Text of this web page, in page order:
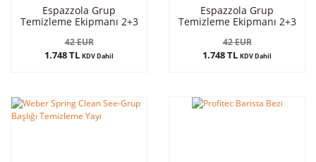
Espazzola Grup
Temizleme Ekipmanı 2+3
42 EUR
1.748 TL KDV Dahil
Espazzola Grup
Temizleme Ekipmanı 2+3
42 EUR
1.748 TL KDV Dahil